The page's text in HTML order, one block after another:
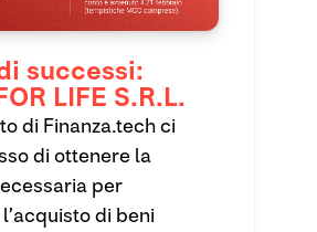
successi:
LIFE S.R.L.
di Finanza.tech ci
di ottenere la
per
di beni